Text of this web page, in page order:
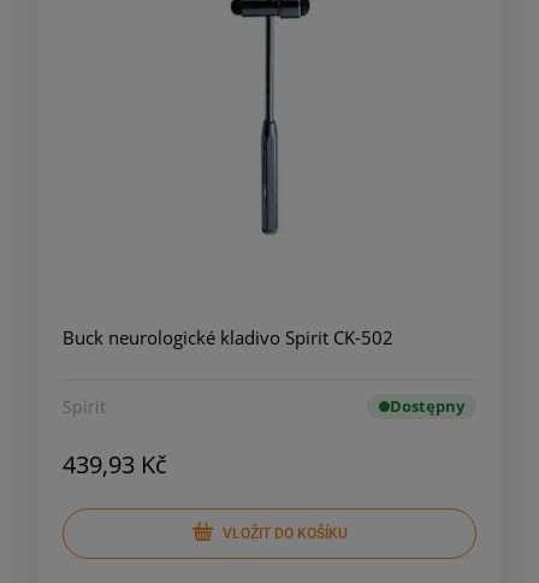
Buck neurologické kladivo Spirit CK-502
Spirit Dostępny
439,93 Kč
VLOŽIT DO KOŠÍKU